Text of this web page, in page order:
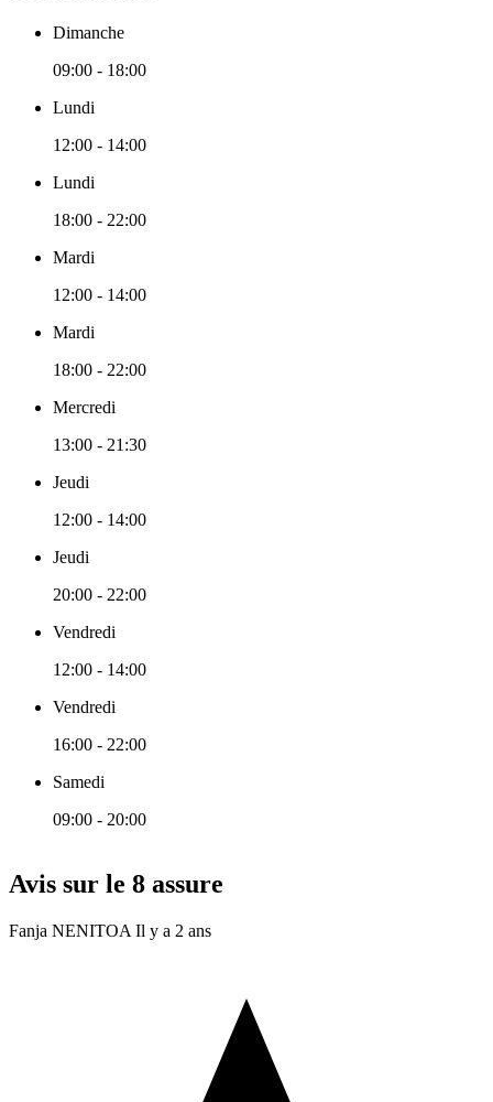
Dimanche
09:00 - 18:00
Lundi
12:00 - 14:00
Lundi
18:00 - 22:00
Mardi
12:00 - 14:00
Mardi
18:00 - 22:00
Mercredi
13:00 - 21:30
Jeudi
12:00 - 14:00
Jeudi
20:00 - 22:00
Vendredi
12:00 - 14:00
Vendredi
16:00 - 22:00
Samedi
09:00 - 20:00
Avis sur le 8 assure
Fanja NENITOA Il y a 2 ans